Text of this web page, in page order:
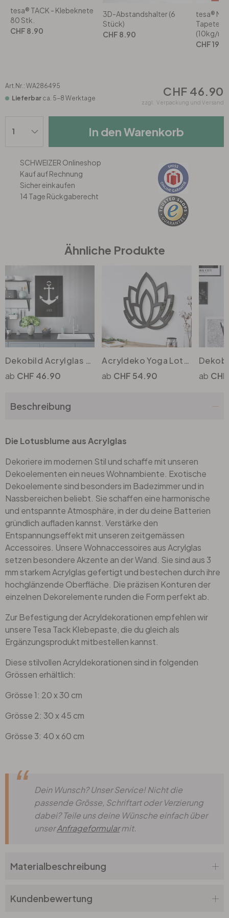
Wohnzimmer
Kinderzimmer
Bad
Flur
Wohnzimmer
Kinderzimmer
Flur
Tapeten Grün
Tapeten Türkis
Tapeten Lila & Violett
Schlafzimmer
Kinderzimmer
Bad
Eingangsbereich
tesa® TACK - Klebeknete
80 Stk.
CHF 8.90
3D-Abstandshalter (6
Stück)
CHF 8.90
tesa®
Tapeten
(10kg/m)
CHF
Art.Nr.: WA286495
Lieferbar ca. 5-8 Werktage CHF 46.90
zzgl. Verpackung und Versand
In den Warenkorb
SCHWEIZER Onlineshop
Kauf auf Rechnung
Sicher einkaufen
14 Tage Rückgaberecht
Ähnliche Produkte
Dekobild Acrylglas - Ahoi mit Anker
CHF 46.90
Acryldeko Yoga Lotusblume
CHF 54.90
Beschreibung
Die Lotusblume aus Acrylglas
Dekoriere im modernen Stil und schaffe mit unseren
Dekoelementen ein neues Wohnambiente. Exotische
Dekoelemente sind besonders im Badezimmer und in
Nassbereichen beliebt. Sie schaffen eine harmonische
und entspannte Atmosphäre, in der du deine Batterien
gründlich aufladen kannst. Verstärke den
Entspannungseffekt mit unseren zeitgemässen
Accessoires. Unsere Wohnaccessoires aus Acrylglas
setzen besondere Akzente an der Wand. Sie sind aus 3
mm starkem Acrylglas gefertigt und bestechen durch ihre
hochglänzende Oberfläche. Die präzisen Konturen der
einzelnen Dekorelemente runden die Form perfekt ab.
Zur Befestigung der Acryldekorationen empfehlen wir
unsere Tesa Tack Klebepaste, die du gleich als
Ergänzungsprodukt mitbestellen kannst.
Diese stilvollen Acryldekorationen sind in folgenden
Grössen erhältlich:
Grösse 1: 20 x 30 cm
Grösse 2: 30 x 45 cm
Grösse 3: 40 x 60 cm
Dein Wunsch? Unser Service! Nicht die
passende Grösse, Schriftart oder Verzierung
dabei? Teile uns deine Wünsche einfach über
unserAnfrageformularmit.
Materialbeschreibung
Kundenbewertung